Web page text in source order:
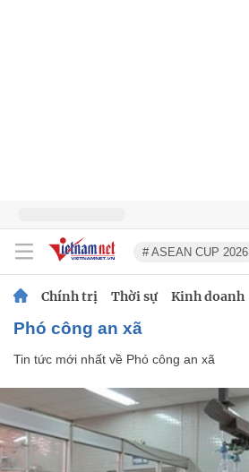
# ASEAN CUP 2026
Chính trị Thời sự Kinh doanh
Phó công an xã
Tin tức mới nhất về Phó công an xã